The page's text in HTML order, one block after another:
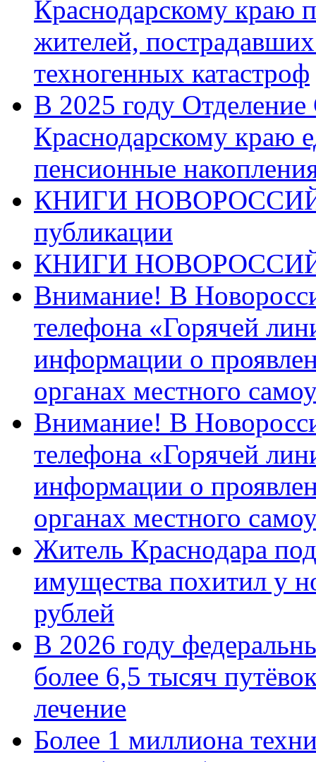
Краснодарскому краю
жителей,
техногенных катастроф
В 2025 году
Краснодарскому краю
пенсионные
КНИГИ
публикации
КНИГИ
Внимание! В
телефона «Горячей
информации о
органах местного
Внимание! В
телефона «Горячей
информации о
органах местного
Житель Краснодара
имущества похитил у
рублей
В 2026 году
более 6,5 тысяч
лечение
Более 1 миллиона